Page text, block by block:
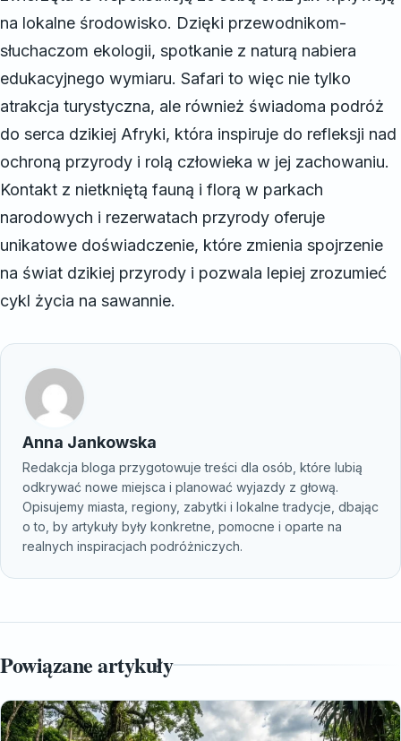
na lokalne środowisko. Dzięki przewodnikom-
słuchaczom ekologii, spotkanie z naturą nabiera
edukacyjnego wymiaru. Safari to więc nie tylko
atrakcja turystyczna, ale również świadoma podróż
do serca dzikiej Afryki, która inspiruje do refleksji nad
ochroną przyrody i rolą człowieka w jej zachowaniu.
Kontakt z nietkniętą fauną i florą w parkach
narodowych i rezerwatach przyrody oferuje
unikatowe doświadczenie, które zmienia spojrzenie
na świat dzikiej przyrody i pozwala lepiej zrozumieć
cykl życia na sawannie.
Anna Jankowska
Redakcja bloga przygotowuje treści dla osób, które lubią
odkrywać nowe miejsca i planować wyjazdy z głową.
Opisujemy miasta, regiony, zabytki i lokalne tradycje, dbając
o to, by artykuły były konkretne, pomocne i oparte na
realnych inspiracjach podróżniczych.
Powiązane artykuły